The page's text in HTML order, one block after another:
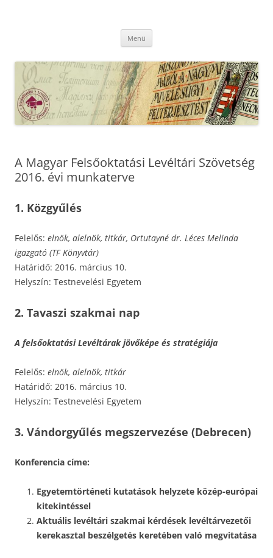
Menü
A Magyar Felsőoktatási Levéltári Szövetség
2016. évi munkaterve
1. Közgyűlés
Felelős: elnök, alelnök, titkár, Ortutayné dr. Léces Melinda
igazgató (TF Könyvtár)
Határidő: 2016. március 10.
Helyszín: Testnevelési Egyetem
2. Tavaszi szakmai nap
A felsőoktatási Levéltárak jövőképe és stratégiája
Felelős: elnök, alelnök, titkár
Határidő: 2016. március 10.
Helyszín: Testnevelési Egyetem
3. Vándorgyűlés megszervezése (Debrecen)
Konferencia címe:
Egyetemtörténeti kutatások helyzete közép-európai
kitekintéssel
Aktuális levéltári szakmai kérdések levéltárvezetői
kerekasztal beszélgetés keretében való megvitatása